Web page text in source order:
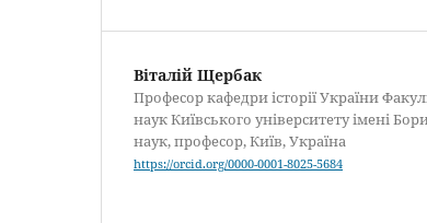
Віталій Щербак
Професор кафедри історії України
наук Київського університету імені
наук, професор, Київ, Україна
https://orcid.org/0000-0001-8025-5684